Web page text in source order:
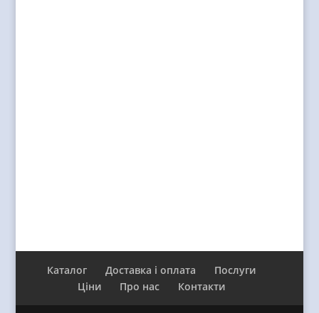
Каталог Доставка і оплата
Послуги
Ціни
Про нас Контакти